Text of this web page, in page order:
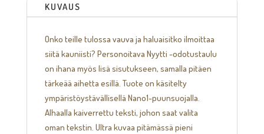
KUVAUS
Onko teille tulossa vauva ja haluaisitko ilmoittaa
siitä kauniisti? Personoitava Nyytti -odotustaulu
on ihana myös lisä sisutukseen, samalla pitäen
tärkeää aihetta esillä. Tuote on käsitelty
ympäristöystävällisellä Nano1-puunsuojalla.
Alhaalla kaiverrettu teksti, johon saat valita
oman tekstin. Ultra kuvaa pitämässä pieni